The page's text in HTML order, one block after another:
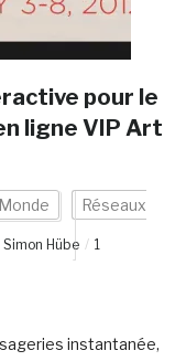
pour le
ligne VIP Art
Monde Réseaux
Simon Hübe
1
instantanée,